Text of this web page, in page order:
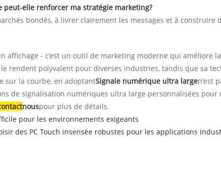
elle renforcer ma stratégie marketing?
bondés, à livrer clairement les messages et à
affichage - c'est un outil de marketing moderne qui améliore
rendent polyvalent pour diverses industries, tandis que sa
sur la courbe, en adoptantSignale numérique ultra largen'est
de signalisation numériques ultra large personnalisées pour
nouspour plus de détails.
pour les environnements exigeants
des PC Touch insensée robustes pour les applications